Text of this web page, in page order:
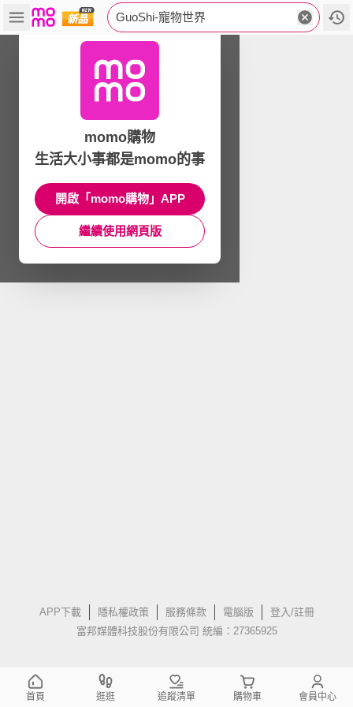
GuoShi-寵物世界
APP下載 隱私權政策 服務條款 電腦版
登入/註冊
富邦媒體科技股份有限公司 統編：27365925
momo購物
生活大小事都是momo的事
開啟「momo購物」APP
繼續使用網頁版
首頁 逛逛 追蹤清單 購物車 會員中心